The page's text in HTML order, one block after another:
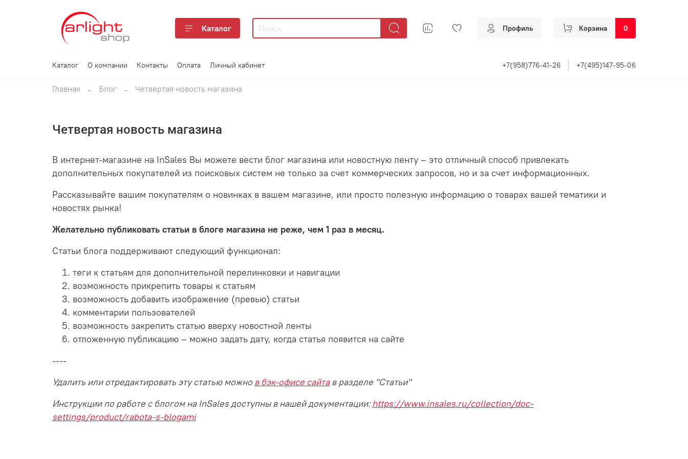
Каталог Профиль Корзина 0
Каталог О компании Контакты Оплата Личный кабинет +7(958)776-41-26 +7(495)147-95-06
Главная Блог Четвертая новость магазина
Четвертая новость магазина
В интернет-магазине на InSales Вы можете вести блог магазина или новостную ленту – это отличный способ привлекать
дополнительных покупателей из поисковых систем не только за счет коммерческих запросов, но и за счет информационных.
Рассказывайте вашим покупателям о новинках в вашем магазине, или просто полезную информацию о товарах вашей тематики и
новостях рынка!
Желательно публиковать статьи в блоге магазина не реже, чем 1 раз в месяц.
Статьи блога поддерживают следующий функционал:
теги к статьям для дополнительной перелинковки и навигации
возможность прикрепить товары к статьям
возможность добавить изображение (превью) статьи
комментарии пользователей
возможность закрепить статью вверху новостной ленты
отложенную публикацию – можно задать дату, когда статья появится на сайте
----
Удалить или отредактировать эту статью можно в бэк-офисе сайтав разделе "Статьи"
Инструкции по работе с блогом на InSales доступны в нашей документации:https://www.insales.ru/collection/doc-
settings/product/rabota-s-blogami